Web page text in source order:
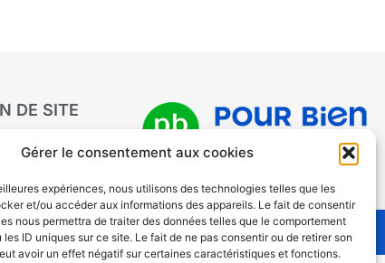
Gérer le consentement aux cookies
expériences, nous utilisons des technologies telles que les
et/ou accéder aux informations des appareils. Le fait de consentir
nous permettra de traiter des données telles que le comportement
ID uniques sur ce site. Le fait de ne pas consentir ou de retirer son
avoir un effet négatif sur certaines caractéristiques et fonctions.
DE SITE